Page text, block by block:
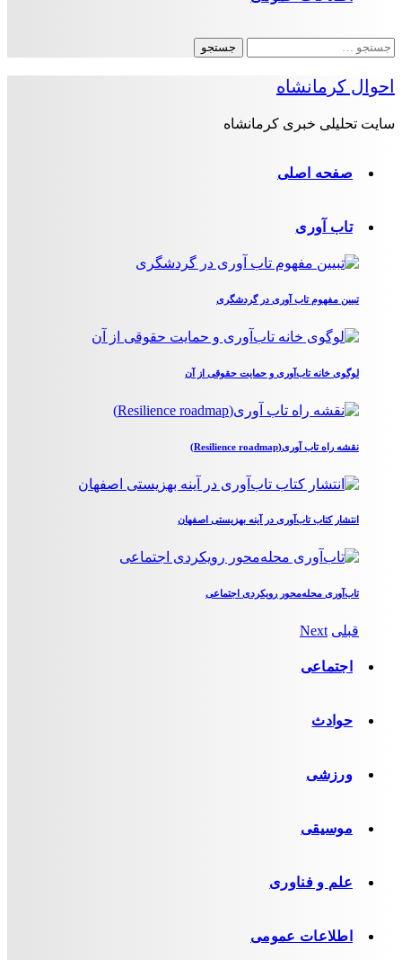
جستجو
برای:
احوال کرمانشاه
سایت تحلیلی خبری کرمانشاه
صفحه اصلی
تاب آوری
تبیین مفهوم تاب آوری در گردشگری
لوگوی خانه تاب‌آوری و حمایت حقوقی از آن
نقشه راه تاب آوری(Resilience roadmap)
انتشار کتاب تاب‌آوری در آینه بهزیستی اصفهان
تاب‌آوری محله‌محور رویکردی اجتماعی
قبلی Next
اجتماعی
حوادث
ورزشی
موسیقی
علم و فناوری
اطلاعات عمومی